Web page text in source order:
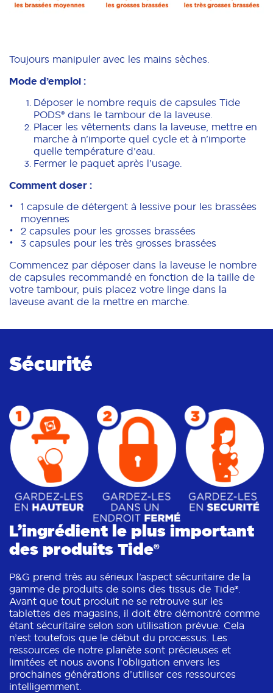
Toujours manipuler avec les mains sèches.
Mode d’emploi :
Déposer le nombre requis de capsules Tide
PODS® dans le tambour de la laveuse.
Placer les vêtements dans la laveuse, mettre en
marche à n’importe quel cycle et à n’importe
quelle température d’eau.
Fermer le paquet après l’usage.
Comment doser :
1 capsule de détergent à lessive pour les brassées
moyennes
2 capsules pour les grosses brassées
3 capsules pour les très grosses brassées
Commencez par déposer dans la laveuse le nombre
de capsules recommandé en fonction de la taille de
votre tambour, puis placez votre linge dans la
laveuse avant de la mettre en marche.
Sécurité
L’ingrédient le plus important
des produits Tide®
P&G prend très au sérieux l’aspect sécuritaire de la
gamme de produits de soins des tissus de Tide®.
Avant que tout produit ne se retrouve sur les
tablettes des magasins, il doit être démontré comme
étant sécuritaire selon son utilisation prévue. Cela
n’est toutefois que le début du processus. Les
ressources de notre planète sont précieuses et
limitées et nous avons l’obligation envers les
prochaines générations d’utiliser ces ressources
intelligemment.